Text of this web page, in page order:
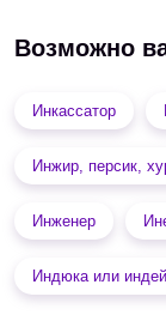
Возможно
Инкассатор
Инжир, персик,
Инженер
Индюка или